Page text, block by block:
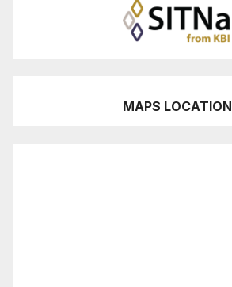
MAPS LOCATION